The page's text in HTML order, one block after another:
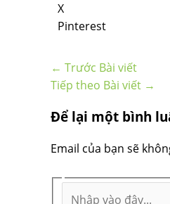
X
Pinterest
← Trước Bài viết
Tiếp theo Bài viết →
Để lại một bình
Email của bạn sẽ